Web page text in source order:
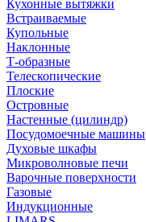
Кухонные вытяжки
Встраиваемые
Купольные
Наклонные
Т-образные
Телескопические
Плоские
Островные
Настенные (цилиндр)
Посудомоечные машины
Духовые шкафы
Микроволновые печи
Варочные поверхности
Газовые
Индукционные